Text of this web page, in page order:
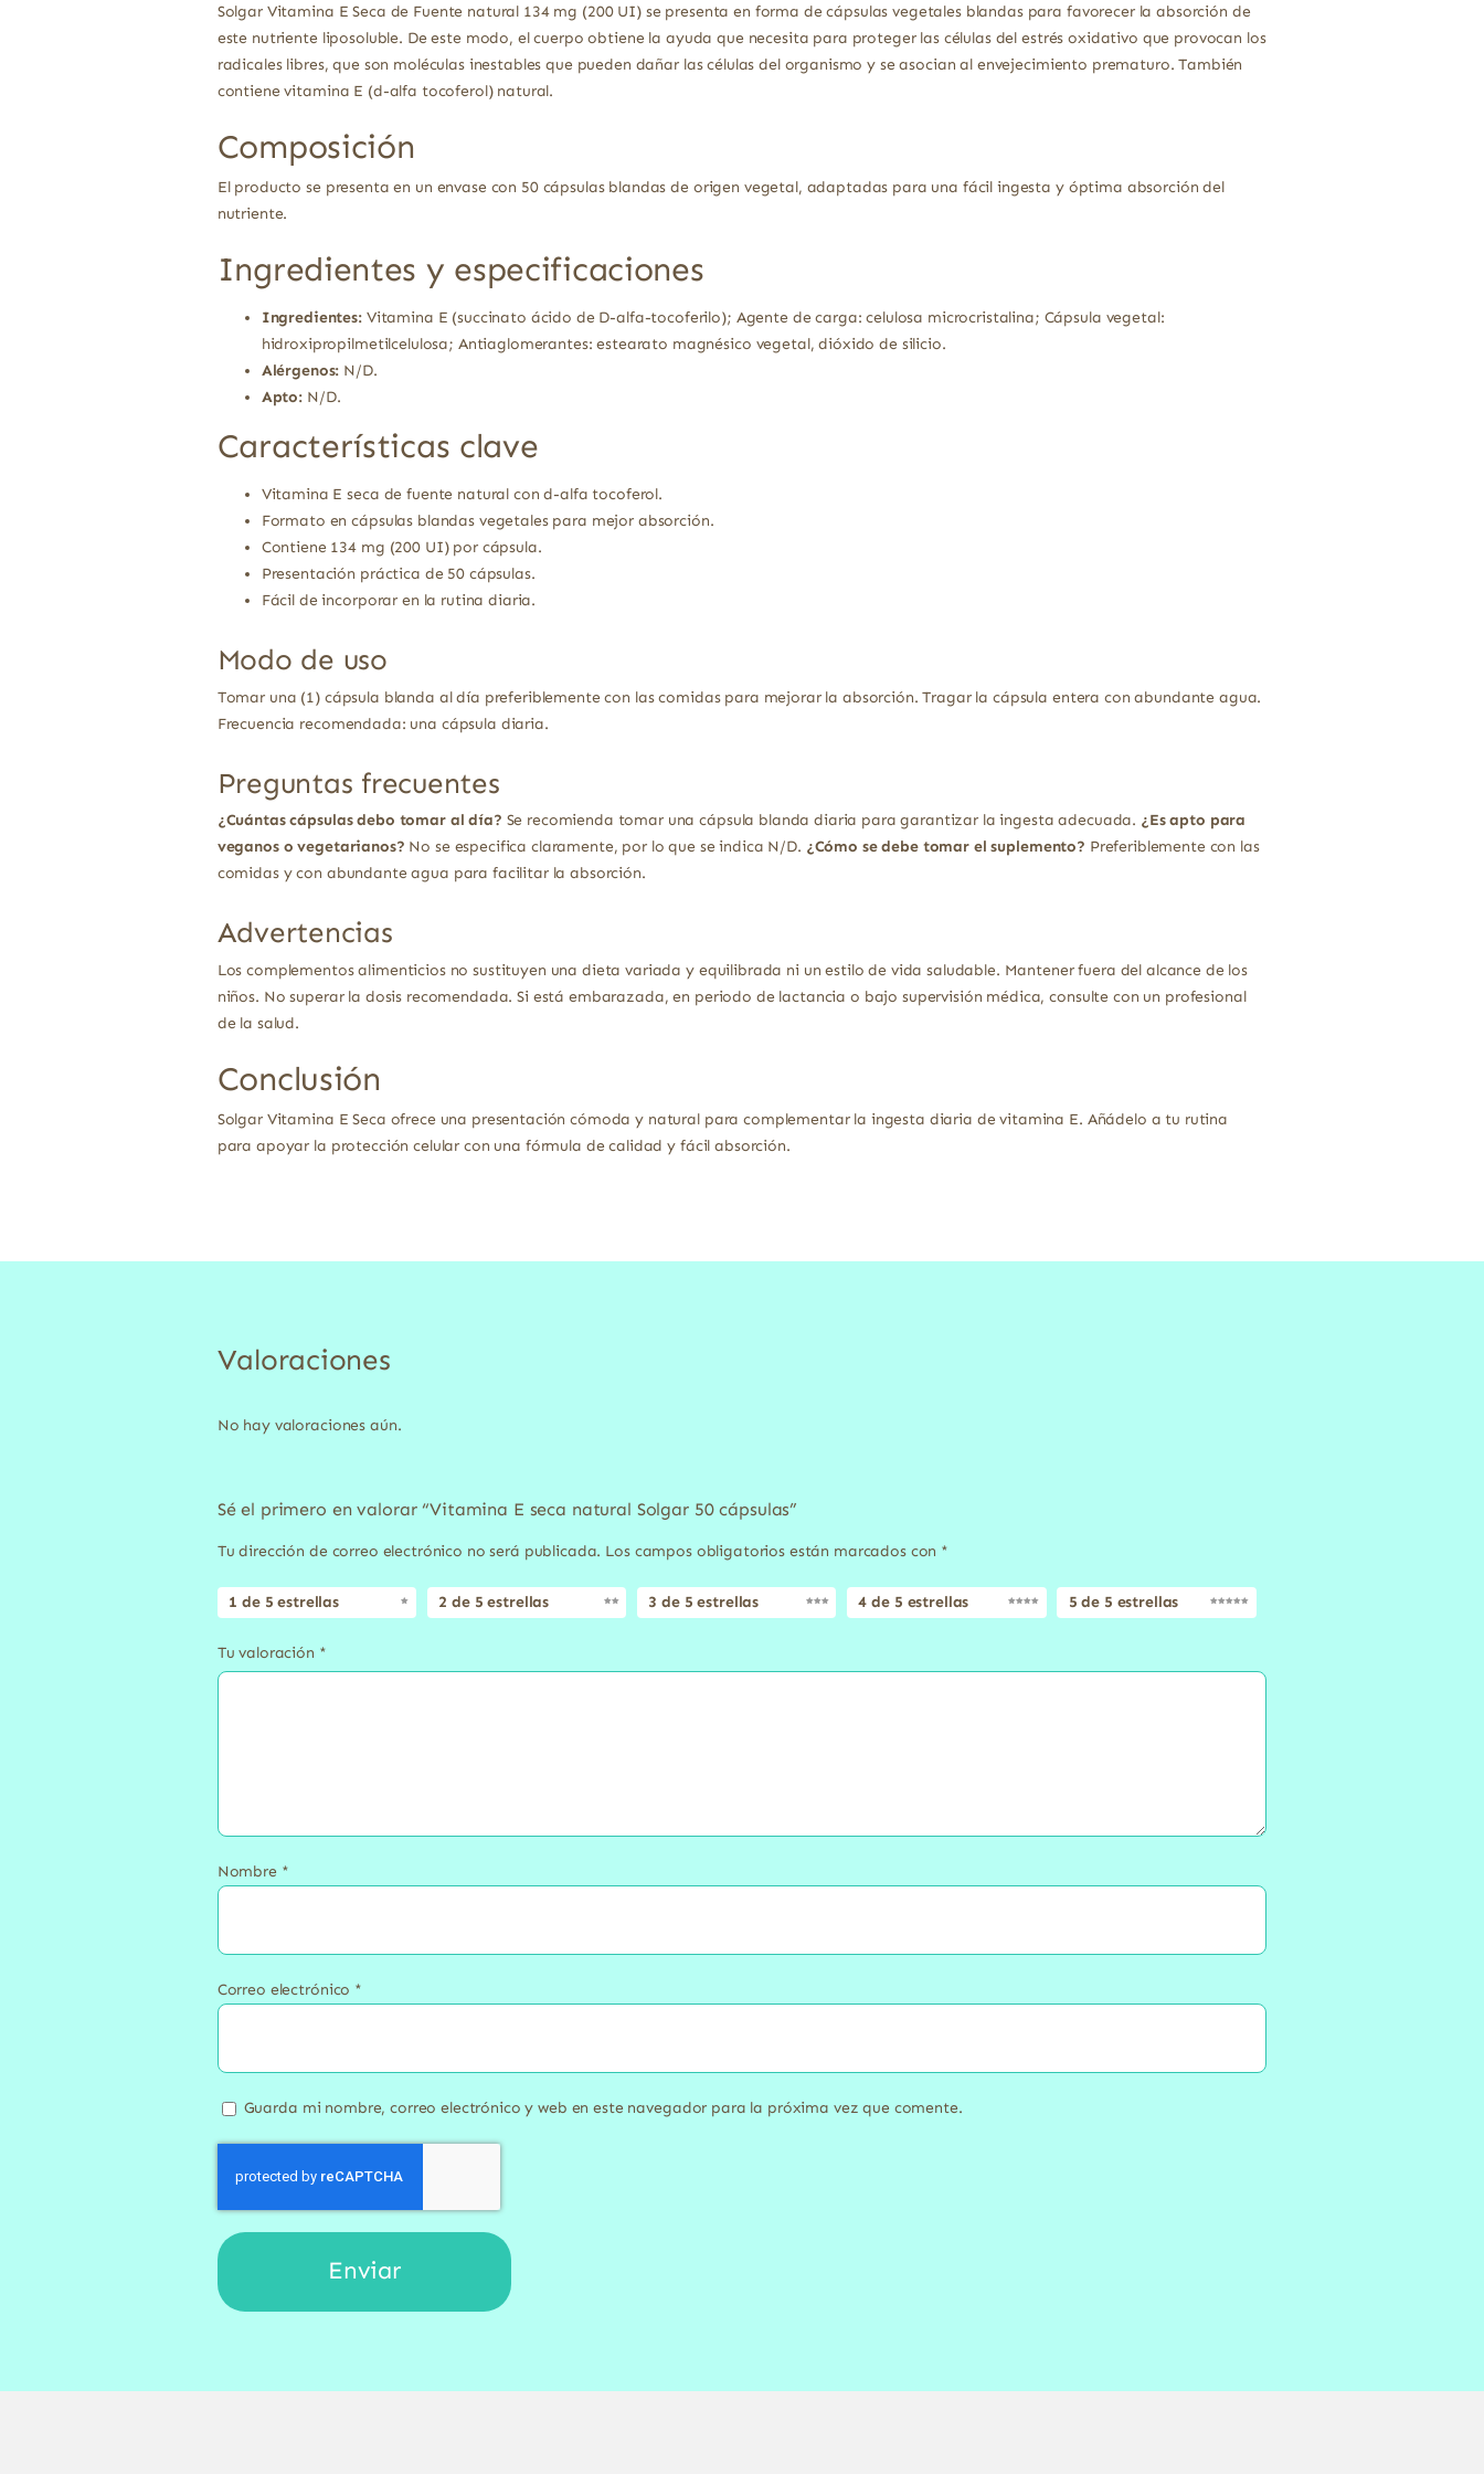
Solgar Vitamina E Seca de Fuente natural 134 mg (200 UI) se presenta en forma de cápsulas vegetales blandas para favorecer la absorción de
este nutriente liposoluble. De este modo, el cuerpo obtiene la ayuda que necesita para proteger las células del estrés oxidativo que provocan los
radicales libres, que son moléculas inestables que pueden dañar las células del organismo y se asocian al envejecimiento prematuro. También
contiene vitamina E (d-alfa tocoferol) natural.
Composición
El producto se presenta en un envase con 50 cápsulas blandas de origen vegetal, adaptadas para una fácil ingesta y óptima absorción del
nutriente.
Ingredientes y especificaciones
Ingredientes:Vitamina E (succinato ácido de D-alfa-tocoferilo); Agente de carga: celulosa microcristalina; Cápsula vegetal:
hidroxipropilmetilcelulosa; Antiaglomerantes: estearato magnésico vegetal, dióxido de silicio.
Alérgenos: N/D.
Apto: N/D.
Características clave
Vitamina E seca de fuente natural con d-alfa tocoferol.
Formato en cápsulas blandas vegetales para mejor absorción.
Contiene 134 mg (200 UI) por cápsula.
Presentación práctica de 50 cápsulas.
Fácil de incorporar en la rutina diaria.
Modo de uso
Tomar una (1) cápsula blanda al día preferiblemente con las comidas para mejorar la absorción. Tragar la cápsula entera con abundante agua.
Frecuencia recomendada: una cápsula diaria.
Preguntas frecuentes
¿Cuántas cápsulas debo tomar al día? Se recomienda tomar una cápsula blanda diaria para garantizar la ingesta adecuada. ¿Es apto para
veganos o vegetarianos? No se especifica claramente, por lo que se indica N/D. ¿Cómo se debe tomar el suplemento? Preferiblemente con las
comidas y con abundante agua para facilitar la absorción.
Advertencias
Los complementos alimenticios no sustituyen una dieta variada y equilibrada ni un estilo de vida saludable. Mantener fuera del alcance de los
niños. No superar la dosis recomendada. Si está embarazada, en periodo de lactancia o bajo supervisión médica, consulte con un profesional
de la salud.
Conclusión
Solgar Vitamina E Seca ofrece una presentación cómoda y natural para complementar la ingesta diaria de vitamina E. Añádelo a tu rutina
para apoyar la protección celular con una fórmula de calidad y fácil absorción.
Valoraciones
No hay valoraciones aún.
Sé el primero en valorar “Vitamina E seca natural Solgar 50 cápsulas”
Tu dirección de correo electrónico no será publicada. Los campos obligatorios están marcados con *
1 de 5 estrellas 2 de 5 estrellas 3 de 5 estrellas 4 de 5 estrellas 5 de 5 estrellas
Tu valoración *
Nombre *
Correo electrónico *
Guarda mi nombre, correo electrónico y web en este navegador para la próxima vez que comente.